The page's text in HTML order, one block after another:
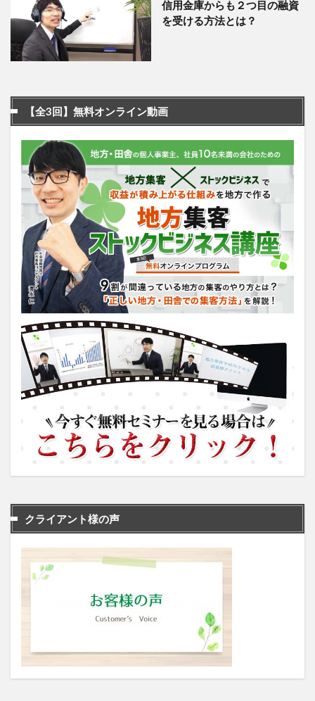
信用金庫からも２つ目の融資
を受ける方法とは？
【全3回】無料オンライン動画
クライアント様の声